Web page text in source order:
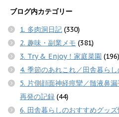
ブログ内カテゴリー
1. 多肉洞日記 (330)
2. 趣味・副業メモ (381)
3. Try & Enjoy！家庭菜園 (196)
4. 季節のあれこれ／田舎暮ら
5. 片側顔面神経痙攣／髄液鼻
再発の記録 (44)
6. 田舎暮らしのおすすめグッ